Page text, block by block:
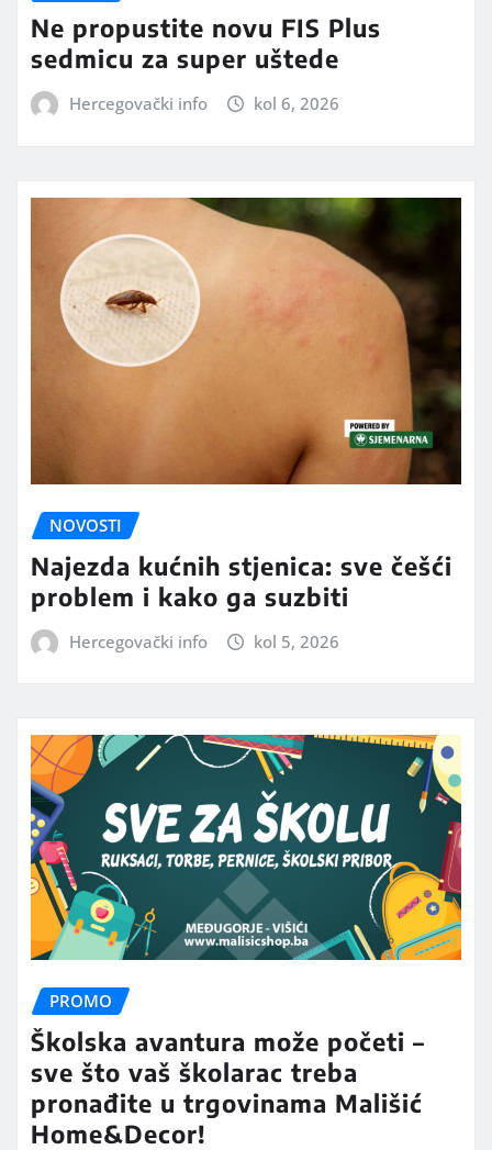
Ne propustite novu FIS Plus
sedmicu za super uštede
Hercegovački info kol 6, 2026
NOVOSTI
Najezda kućnih stjenica: sve češći
problem i kako ga suzbiti
Hercegovački info kol 5, 2026
PROMO
Školska avantura može početi –
sve što vaš školarac treba
pronađite u trgovinama Mališić
Home&Decor!